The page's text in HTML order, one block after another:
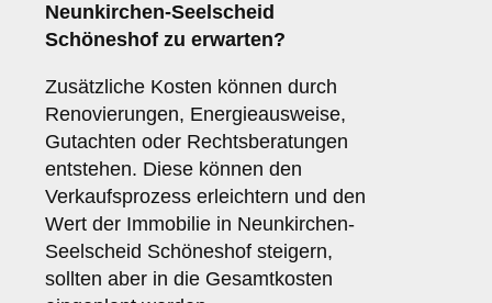
Neunkirchen-Seelscheid
Schöneshof zu erwarten?
Zusätzliche Kosten können durch
Renovierungen, Energieausweise,
Gutachten oder Rechtsberatungen
entstehen. Diese können den
Verkaufsprozess erleichtern und den
Wert der Immobilie in Neunkirchen-
Seelscheid Schöneshof steigern,
sollten aber in die Gesamtkosten